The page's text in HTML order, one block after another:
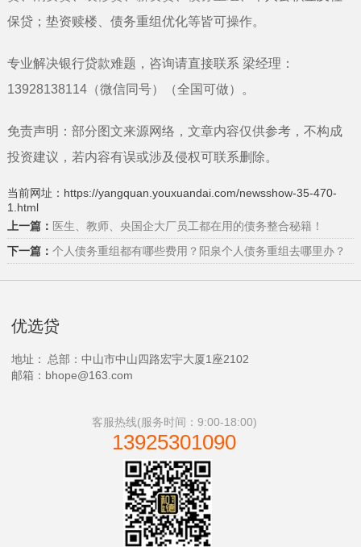
保贷；垫资赎楼、债务重组优化等皆可操作。
专业解决银行贷款难题，咨询请直接联系 梁经理 ：
13928138114（微信同号）（全国可做） 。
免责声明：部分图文来源网络，文章内容仅供参考，不构成
投资建议，若内容有误或涉及侵权可联系删除。
当前网址：https://yangquan.youxuandai.com/newsshow-35-470-
1.html
上一篇： 医生、教师、央国企大厂员工都在用的债务整合秘籍！
下一篇： 个人债务重组都有哪些费用？阳泉个人债务重组去哪里办？
优选贷
地址：
总部：中山市中山四路宏宇大厦1座2102
邮箱：bhope@163.com
客服热线(服务时间：9:00-18:00)
13925301090